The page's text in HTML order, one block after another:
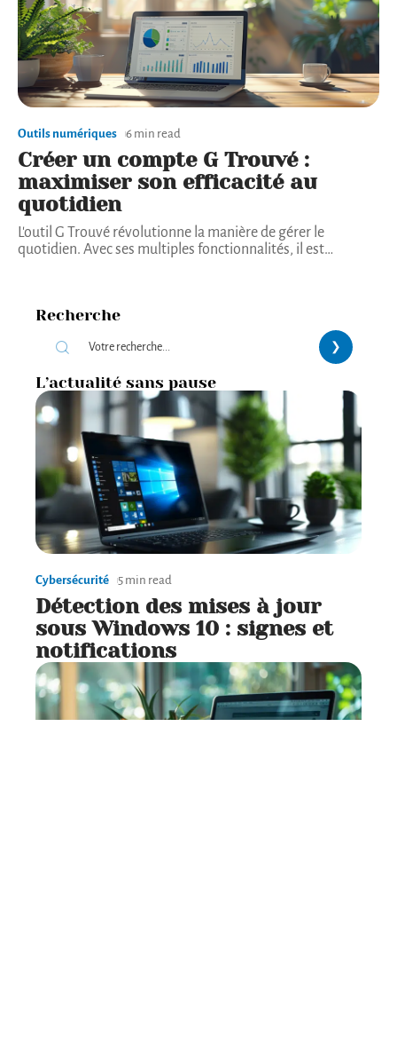
Outils numériques 6 min read
Créer un compte G Trouvé :
maximiser son efficacité au
quotidien
L'outil G Trouvé révolutionne la manière de gérer le
quotidien. Avec ses multiples fonctionnalités, il est…
Recherche
L’actualité sans pause
Cybersécurité 5 min read
Détection des mises à jour
sous Windows 10 : signes et
notifications